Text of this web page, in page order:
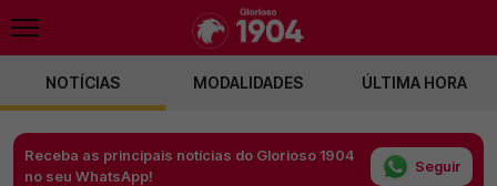
NOTÍCIAS MODALIDADES ÚLTIMA HORA
Receba as principais notícias do Glorioso 1904
no seu WhatsApp!
Seguir